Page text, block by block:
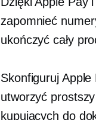
zapomnieć
ukończyć cały
Skonfiguruj
utworzyć
kupujących do